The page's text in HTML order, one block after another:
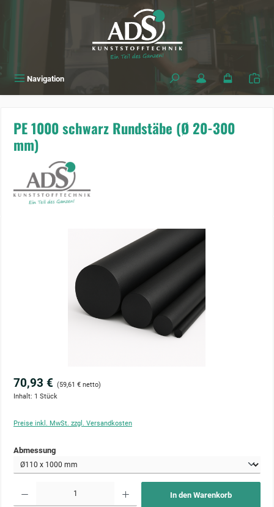
Navigation
PE 1000 schwarz Rundstäbe (Ø 20-300
mm)
70,93 € (59,61 € netto)
Inhalt: 1 Stück
Preise inkl. MwSt. zzgl. Versandkosten
Abmessungauswählen
In den Warenkorb